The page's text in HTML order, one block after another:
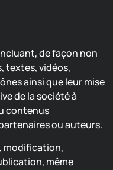
de façon non
textes, vidéos,
ainsi que leur mise
de la société à
contenus
ou auteurs.
modification,
même